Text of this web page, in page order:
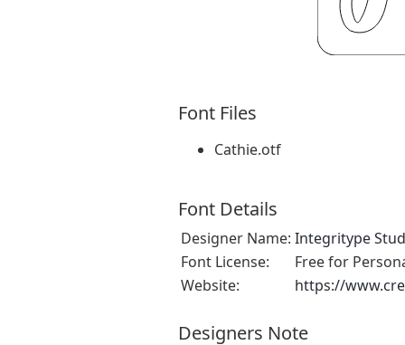
Font Files
Cathie.otf
Font Details
Designer Name: Integritype
Font License:
Free for
Website:
https://
Designers Note